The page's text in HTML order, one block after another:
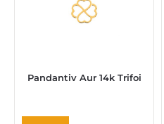
Pandantiv Aur 14k Trifoi